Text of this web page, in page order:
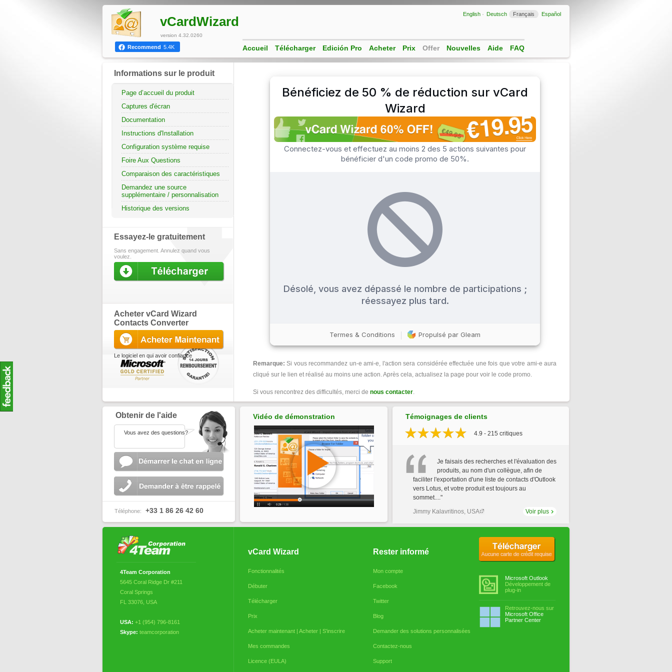
Remarque: Si vous recommandez un-e ami-e, l'action sera considérée effectuée une fois que votre ami-e aura
cliqué sur le lien et réalisé au moins une action. Après cela, actualisez la page pour voir le code promo.
Si vous rencontrez des difficultés, merci de nous contacter.
Informations sur le produit
Page d’accueil du produit
Captures d'écran
Documentation
Instructions d'Installation
Configuration système requise
Foire Aux Questions
Comparaison des caractéristiques
Demandez une source
supplémentaire / personnalisation
Historique des versions
Essayez-le gratuitement
Sans engagement. Annulez quand vous
voulez.
Acheter vCard Wizard
Contacts Converter
Le logiciel en qui avoir confiance
vCardWizard
version 4.32.0260
English Deutsch Français Español
Recommend 5.4K Accueil Télécharger Edición Pro Acheter Prix Offer Nouvelles Aide FAQ
Obtenir de l'aide
Vous avez des questions?
Téléphone: +33 1 86 26 42 60
Vidéo de démonstration Témoignages de clients
4.9 - 215 critiques
Je faisais des recherches et l'évaluation des
produits, au nom d'un collègue, afin de
faciliter l'exportation d'une liste de contacts d'Outlook
vers Lotus, et votre produit est toujours au
sommet...."
Jimmy Kalavritinos, USA
Voir plus
4Team Corporation
5645 Coral Ridge Dr #211
Coral Springs
FL 33076 USA
USA: +1 (954) 796-8161
Skype: teamcorporation
vCard Wizard
Fonctionnalités
Débuter
Télécharger
Prix
Acheter maintenant | Acheter | S'inscrire
Mes commandes
Licence (EULA)
Rester informé
Mon compte
Facebook
Twitter
Blog
Demander des solutions personnalisées
Contactez-nous
Support
Aucune carte de crédit requise
Microsoft Outlook
Développement de
plug-in
Retrouvez-nous sur
Microsoft Office
Partner Center